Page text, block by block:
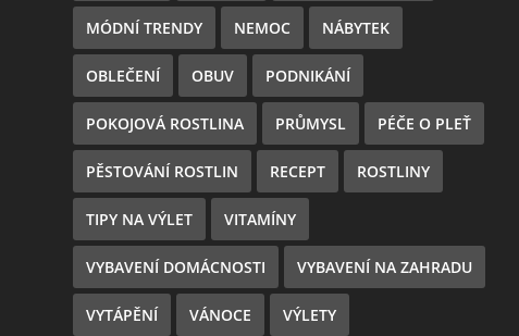
MÓDNÍ TRENDY NEMOC NÁBYTEK
OBLEČENÍ OBUV PODNIKÁNÍ
POKOJOVÁ ROSTLINA PRŮMYSL PÉČE O PLEŤ
PĚSTOVÁNÍ ROSTLIN RECEPT ROSTLINY
TIPY NA VÝLET VITAMÍNY
VYBAVENÍ DOMÁCNOSTI VYBAVENÍ NA ZAHRADU
VYTÁPĚNÍ VÁNOCE VÝLETY